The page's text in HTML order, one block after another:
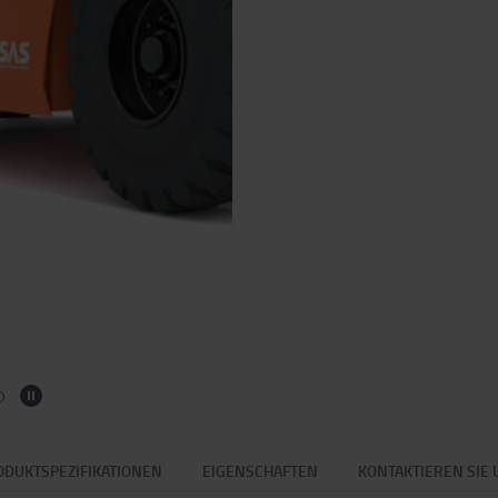
EIGENSCHAFTEN KONTAKTIEREN SIE